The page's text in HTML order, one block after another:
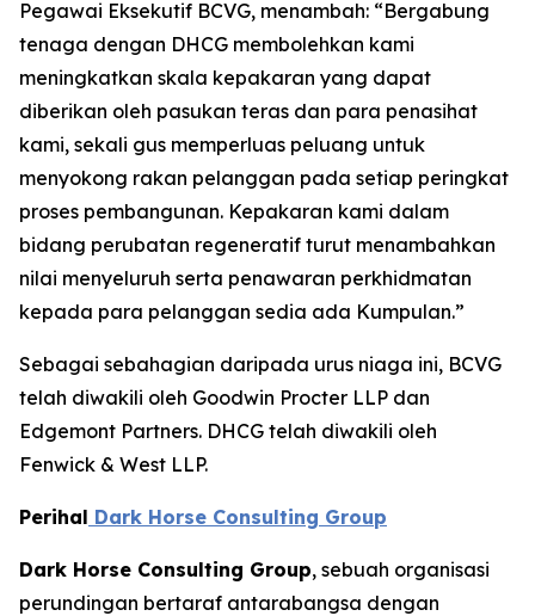
Pegawai Eksekutif BCVG, menambah: “Bergabung
tenaga dengan DHCG membolehkan kami
meningkatkan skala kepakaran yang dapat
diberikan oleh pasukan teras dan para penasihat
kami, sekali gus memperluas peluang untuk
menyokong rakan pelanggan pada setiap peringkat
proses pembangunan. Kepakaran kami dalam
bidang perubatan regeneratif turut menambahkan
nilai menyeluruh serta penawaran perkhidmatan
kepada para pelanggan sedia ada Kumpulan.”
Sebagai sebahagian daripada urus niaga ini, BCVG
telah diwakili oleh Goodwin Procter LLP dan
Edgemont Partners. DHCG telah diwakili oleh
Fenwick & West LLP.
Perihal Dark Horse Consulting Group
Dark Horse Consulting Group, sebuah organisasi
perundingan bertaraf antarabangsa dengan